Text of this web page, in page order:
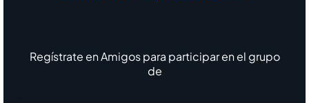
Regístrate en Amigos para participar en el grupo
de